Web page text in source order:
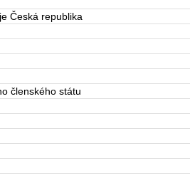
Česká republika
členského státu